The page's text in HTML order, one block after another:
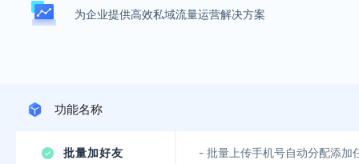
为企业提供高效私域流量运营解决方案
功能名称
批量加好友 - 批量上传手机号自动分配添加